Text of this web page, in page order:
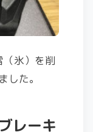
氷）を削
した。
レーキ